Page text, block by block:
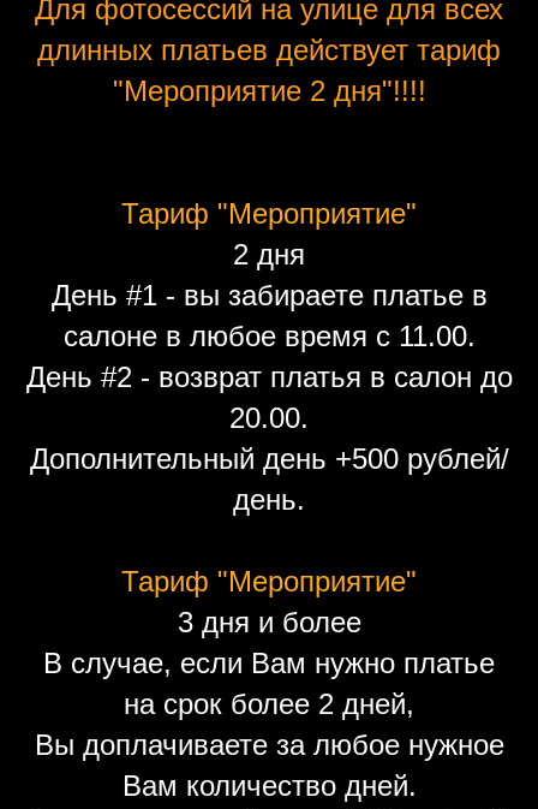
Для фотосессий на улице для всех
длинных платьев действует тариф
"Мероприятие 2 дня"!!!!
Тариф "Мероприятие"
2 дня
День #1 - вы забираете платье в
салоне в любое время с 11.00.
День #2 - возврат платья в салон до
20.00.
Дополнительный день +500 рублей/
день.
Тариф "Мероприятие"
3 дня и более
В случае, если Вам нужно платье
на срок более 2 дней,
Вы доплачиваете за любое нужное
Вам количество дней.